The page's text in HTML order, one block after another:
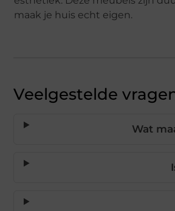
maak je huis echt eigen.
Veelgestelde
Wat